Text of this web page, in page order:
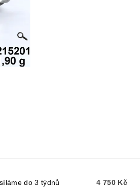
do 3 týdnů 4 750 Kč